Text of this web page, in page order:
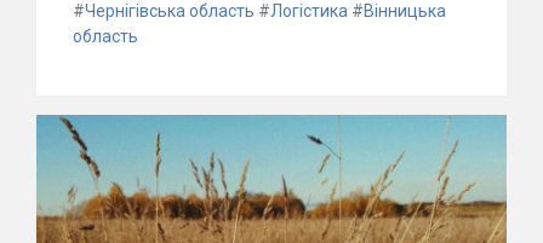
#Чернігівська область #Логістика #Вінницька
область